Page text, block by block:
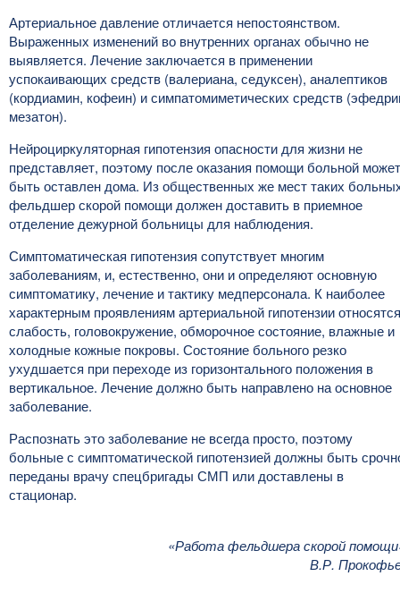
Артериальное давление отличается непостоянством.
Выраженных изменений во внутренних органах обычно не
выявляется. Лечение заключается в применении
успокаивающих средств (валериана, седуксен), аналептиков
(кордиамин, кофеин) и симпатомиметических средств
мезатон).
Нейроциркуляторная гипотензия опасности для жизни не
представляет, поэтому после оказания помощи больной может
быть оставлен дома. Из общественных же мест таких
фельдшер скорой помощи должен доставить в приемное
отделение дежурной больницы для наблюдения.
Симптоматическая гипотензия сопутствует многим
заболеваниям, и, естественно, они и определяют основную
симптоматику, лечение и тактику медперсонала. К наиболее
характерным проявлениям артериальной гипотензии
слабость, головокружение, обморочное состояние, влажные и
холодные кожные покровы. Состояние больного резко
ухудшается при переходе из горизонтального положения в
вертикальное. Лечение должно быть направлено на основное
заболевание.
Распознать это заболевание не всегда просто, поэтому
больные с симптоматической гипотензией должны быть
переданы врачу спецбригады СМП или доставлены в
стационар.
«Работа фельдшера скорой
В.Р.